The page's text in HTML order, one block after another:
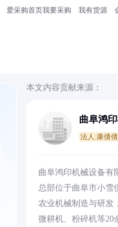
爱采购首页我要采购 我有货源
本文内容贡献来源：
曲阜鸿
法人:康倩倩
曲阜鸿印机械设备有
总部位于曲阜市小雪
农业机械制造与研发
微耕机、粉碎机等20